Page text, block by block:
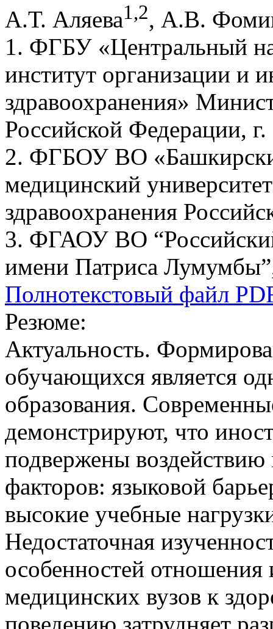
А.Т. Аляева1,2, А.В.
1. ФГБУ «Центральный
институт организации и
здравоохранения»
Российской Федерации,
2. ФГБОУ ВО
медицинский
здравоохранения
3. ФГАОУ ВО
имени Патриса
Полнотекстовый файл
Резюме:
Актуальность.
обучающихся является
образования.
демонстрируют, что
подвержены
факторов: языковой
высокие учебные
Недостаточная
особенностей отношения
медицинских вузов к
поведению затрудняет